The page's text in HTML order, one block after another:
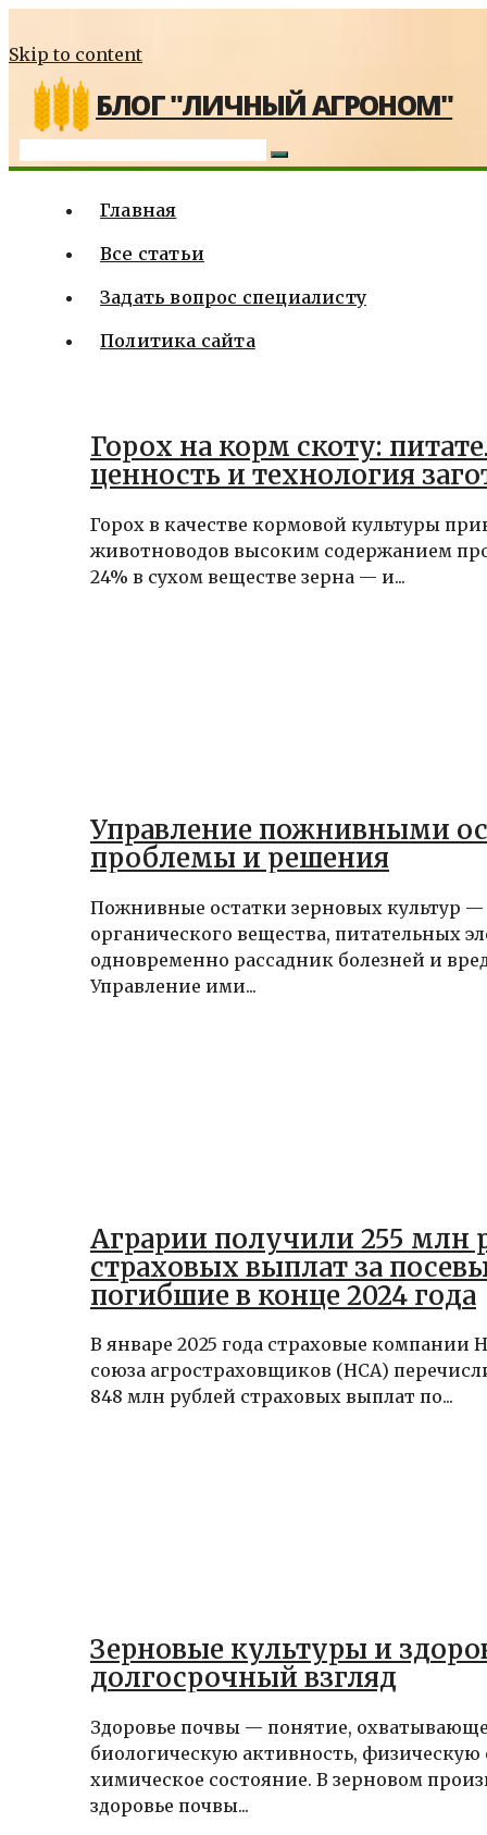
Skip to content
БЛОГ "ЛИЧНЫЙ АГРОНОМ"
Главная
Все статьи
Задать вопрос специалисту
Политика сайта
Горох на корм скоту:
ценность и технология
Горох в качестве кормовой культуры
животноводов высоким содержанием
24% в сухом веществе зерна — и...
Управление пожнивными
проблемы и решения
Пожнивные остатки зерновых культур
органического вещества, питательных
одновременно рассадник болезней и
Управление ими...
Аграрии получили 255 млн
страховых выплат за
погибшие в конце 2024 года
В январе 2025 года страховые компании
союза агростраховщиков (НСА)
848 млн рублей страховых выплат по...
Зерновые культуры и
долгосрочный взгляд
Здоровье почвы — понятие,
биологическую активность, физическую
химическое состояние. В зерновом
здоровье почвы...